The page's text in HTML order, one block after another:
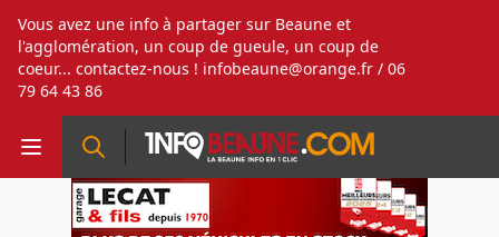
Vous avez une info à partager sur Beaune et
l'agglomération, un coup de gueule, un coup de
coeur... contactez-nous ! infobeaune@orange.fr / 06
79 64 43 86